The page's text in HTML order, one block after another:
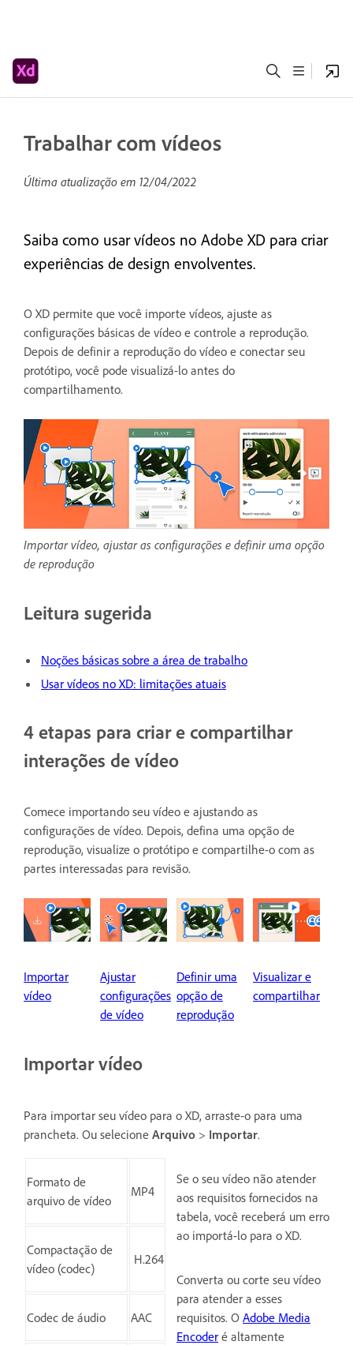
Trabalhar com vídeos
Última atualização em 12/04/2022
Saiba como usar vídeos no Adobe XD para criar
experiências de design envolventes.
O XD permite que você importe vídeos, ajuste as
configurações básicas de vídeo e controle a reprodução.
Depois de definir a reprodução do vídeo e conectar seu
protótipo, você pode visualizá-lo antes do
compartilhamento.
Importar vídeo, ajustar as configurações e definir uma opção
de reprodução
Leitura sugerida
Noções básicas sobre a área de trabalho
Usar vídeos no XD: limitações atuais
4 etapas para criar e compartilhar
interações de vídeo
Comece importando seu vídeo e ajustando as
configurações de vídeo. Depois, defina uma opção de
reprodução, visualize o protótipo e compartilhe-o com as
partes interessadas para revisão.
Importar
vídeo
Ajustar
configurações
de vídeo
Definir uma
opção de
reprodução
Visualizar e
compartilhar
Importar vídeo
Para importar seu vídeo para o XD, arraste-o para uma
prancheta. Ou selecione Arquivo > Importar.
Formato de
arquivo de vídeo
MP4
Compactação de
vídeo (codec)
H.264
Codec de áudio AAC
Se o seu vídeo não atender
aos requisitos fornecidos na
tabela, você receberá um erro
ao importá-lo para o XD.
Converta ou corte seu vídeo
para atender a esses
requisitos. O Adobe Media
Encoder é altamente